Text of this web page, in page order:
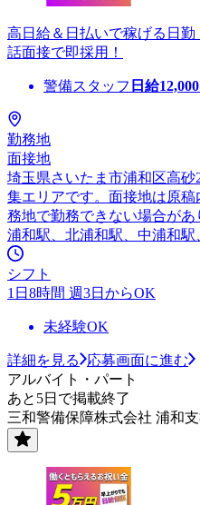
高日給＆日払いで稼げる日
話面接で即採用！
警備スタッフ 日給12,000
勤務地
面接地
埼玉県さいたま市浦和区高
集エリアです。面接地は原
務地で勤務できない場合があ
浦和駅、北浦和駅、中浦和駅
シフト
1日8時間 週3日からOK
未経験OK
詳細を見る
応募画面に進む
アルバイト・パート
あと5日で掲載終了
三和警備保障株式会社 浦和